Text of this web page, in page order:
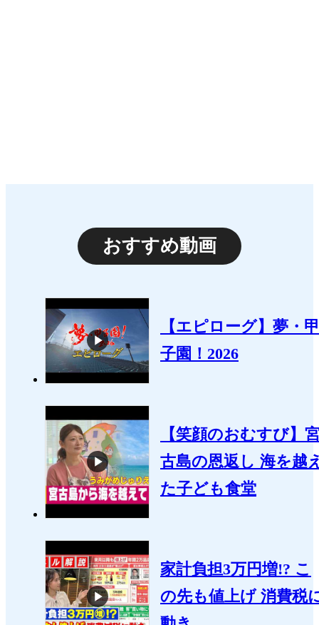
おすすめ動画
【エピローグ】夢・甲
子園！2026
【笑顔のおむすび】
古島の恩返し 海を越
た子ども食堂
家計負担3万円増!? こ
の先も値上げ 消費税